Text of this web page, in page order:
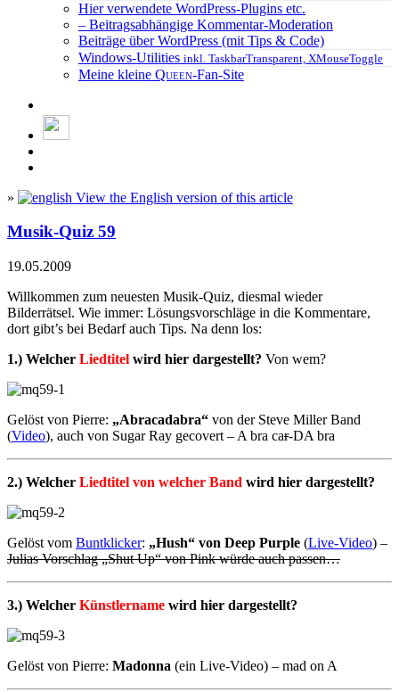
Hier verwendete WordPress-Plugins etc.
– Beitragsabhängige Kommentar-Moderation
Beiträge über WordPress (mit Tips & Code)
Windows-Utilities inkl. TaskbarTransparent, XMouseToggle
Meine kleine Queen-Fan-Site
» View the English version of this article
Musik-Quiz 59
19.05.2009
Willkommen zum neuesten Musik-Quiz, diesmal wieder
Bilderrätsel. Wie immer: Lösungsvorschläge in die Kommentare,
dort gibt’s bei Bedarf auch Tips. Na denn los:
1.) Welcher Liedtitel wird hier dargestellt? Von wem?
Gelöst von Pierre: „Abracadabra“ von der Steve Miller Band
(Video), auch von Sugar Ray gecovert – A bra car-DA bra
2.) Welcher Liedtitel von welcher Band wird hier dargestellt?
Gelöst vom Buntklicker: „Hush“ von Deep Purple (Live-Video) –
Julias Vorschlag „Shut Up“ von Pink würde auch passen…
3.) Welcher Künstlername wird hier dargestellt?
Gelöst von Pierre: Madonna (ein Live-Video) – mad on A